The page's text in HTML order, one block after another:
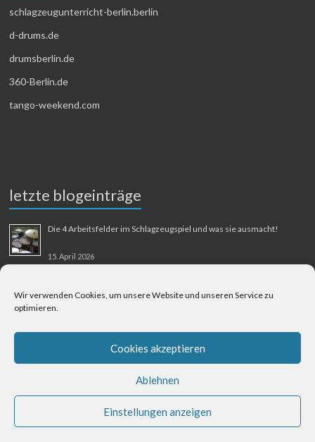
Wir verwenden Cookies, um unsere Website und unseren Service zu
optimieren.
Cookies akzeptieren
Ablehnen
Einstellungen anzeigen
schlagzeugunterricht-berlin.berlin
d-drums.de
drumsberlin.de
360-Berlin.de
tango-weekend.com
letzte blogeinträge
Die 4 Arbeitsfelder im Schlagzeugspiel und was sie ausmacht!
15. April 2026
31. August 2025
Berliner Flughafen Tegel – Berlin-Bangkok